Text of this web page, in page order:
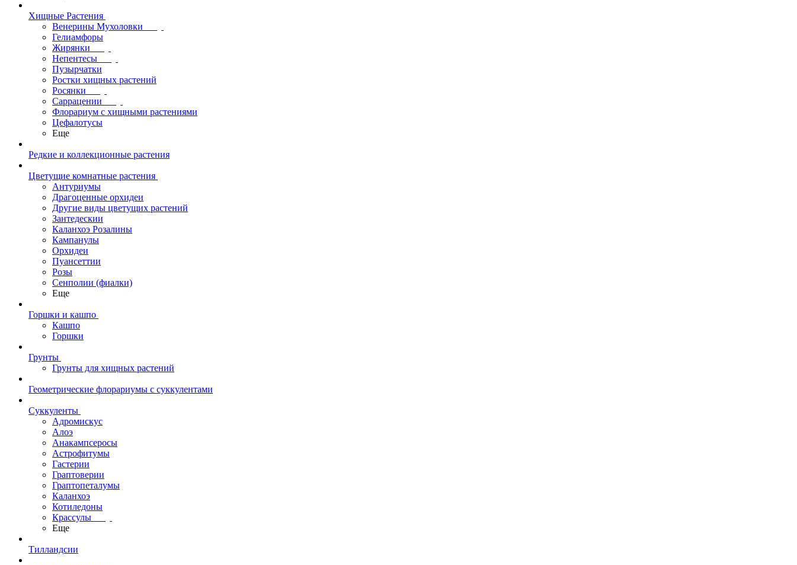
Хищные Растения
Венерины Мухоловки
Гелиамфоры
Жирянки
Непентесы
Пузырчатки
Ростки хищных растений
Росянки
Саррацении
Флорариум с хищными растениями
Цефалотусы
Еще
Редкие и коллекционные растения
Цветущие комнатные растения
Антуриумы
Драгоценные орхидеи
Другие виды цветущих растений
Зантедескии
Каланхоэ Розалины
Кампанулы
Орхидеи
Пуансеттии
Розы
Сенполии (фиалки)
Еще
Горшки и кашпо
Кашпо
Горшки
Грунты
Грунты для хищных растений
Геометрические флорариумы с суккулентами
Суккуленты
Адромискус
Алоэ
Анакампсеросы
Астрофитумы
Гастерии
Граптоверии
Граптопеталумы
Каланхоэ
Котиледоны
Крассулы
Еще
Тилландсии